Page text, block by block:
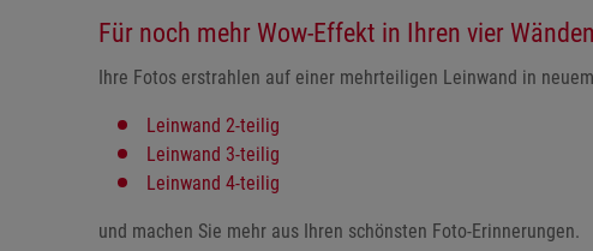
Für noch mehr Wow-Effekt in Ihren vier Wänden
Ihre Fotos erstrahlen auf einer mehrteiligen Leinwand in
Leinwand 2-teilig
Leinwand 3-teilig
Leinwand 4-teilig
und machen Sie mehr aus Ihren schönsten Foto-Erinnerungen.